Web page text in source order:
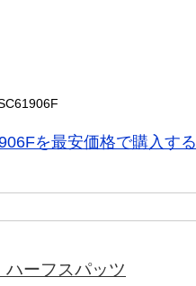
を最安価格で購入する
ーフスパッツ